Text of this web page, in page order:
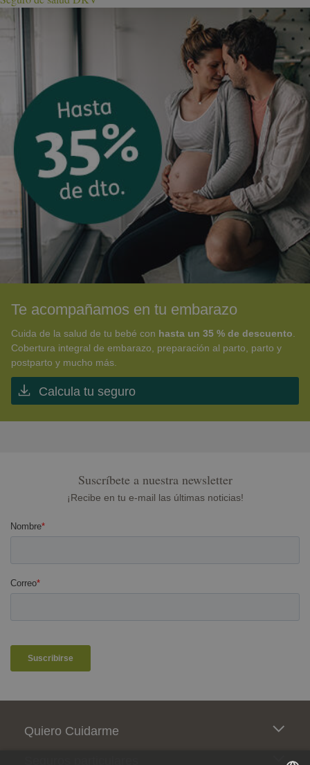
Te acompañamos en tu embarazo
Cuida de la salud de tu bebé con hasta un 35 % de descuento.
Cobertura integral de embarazo, preparación al parto, parto y
postparto y mucho más.
Calcula tu seguro
Suscríbete a nuestra newsletter
¡Recibe en tu e-mail las últimas noticias!
Pie de página
Quiero Cuidarme